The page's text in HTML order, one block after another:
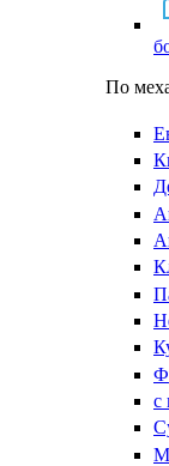
По
с